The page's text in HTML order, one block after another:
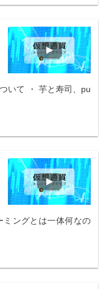
いて ・ 芋と寿司、pu
ングとは一体何なの